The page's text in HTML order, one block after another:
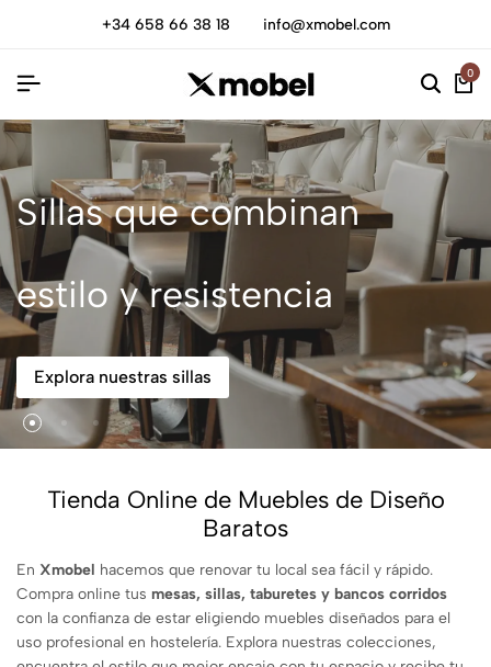
+34 658 66 38 18 info@xmobel.com
0
Sillas que combinan
estilo y resistencia
Explora nuestras sillas
Tienda Online de Muebles de Diseño
Baratos
En Xmobel hacemos que renovar tu local sea fácil y rápido.
Compra online tus mesas, sillas, taburetes y bancos corridos
con la confianza de estar eligiendo muebles diseñados para el
uso profesional en hostelería. Explora nuestras colecciones,